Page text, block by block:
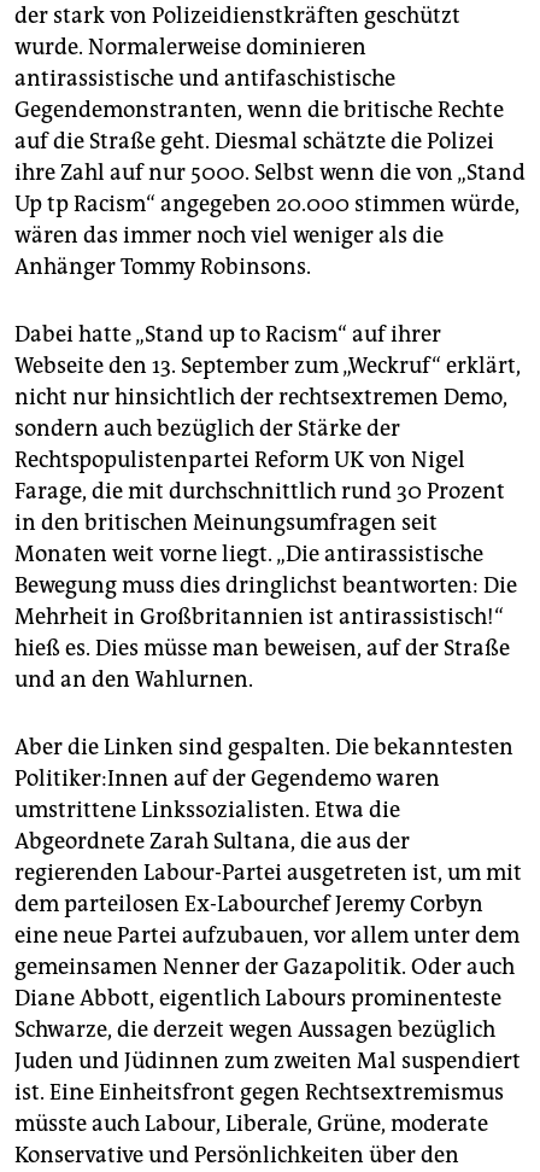
der stark von Polizeidienstkräften geschützt
wurde. Normalerweise dominieren
antirassistische und antifaschistische
Gegendemonstranten, wenn die britische Rechte
auf die Straße geht. Diesmal schätzte die Polizei
ihre Zahl auf nur 5000. Selbst wenn die von „Stand
Up tp Racism“ angegeben 20.000 stimmen würde,
wären das immer noch viel weniger als die
Anhänger Tommy Robinsons.
Dabei hatte „Stand up to Racism“ auf ihrer
Webseite den 13. September zum „Weckruf“ erklärt,
nicht nur hinsichtlich der rechtsextremen Demo,
sondern auch bezüglich der Stärke der
Rechtspopulistenpartei Reform UK von Nigel
Farage, die mit durchschnittlich rund 30 Prozent
in den britischen Meinungsumfragen seit
Monaten weit vorne liegt. „Die antirassistische
Bewegung muss dies dringlichst beantworten: Die
Mehrheit in Großbritannien ist antirassistisch!“
hieß es. Dies müsse man beweisen, auf der Straße
und an den Wahlurnen.
Aber die Linken sind gespalten. Die bekanntesten
Po­li­ti­ke­r:In­nen auf der Gegendemo waren
umstrittene Linkssozialisten. Etwa die
Abgeordnete Zarah Sultana, die aus der
regierenden Labour-Partei ausgetreten ist, um mit
dem parteilosen Ex-Labourchef Jeremy Corbyn
eine neue Partei aufzubauen, vor allem unter dem
gemeinsamen Nenner der Gazapolitik. Oder auch
Diane Abbott, eigentlich Labours prominenteste
Schwarze, die derzeit wegen Aussagen bezüglich
Juden und Jüdinnen zum zweiten Mal suspendiert
ist. Eine Einheitsfront gegen Rechtsextremismus
müsste auch Labour, Liberale, Grüne, moderate
Konservative und Persönlichkeiten über den